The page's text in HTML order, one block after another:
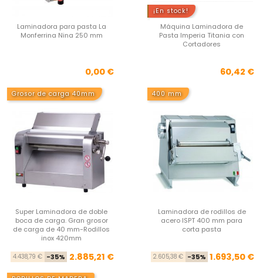
Laminadora para pasta La
Monferrina Nina 250 mm
Precio
0,00 €
¡En stock!
Máquina Laminadora de
Pasta Imperia Titania con
Cortadores
60,42 €
Grosor de carga 40mm
Super Laminadora de doble
boca de carga. Gran grosor
de carga de 40 mm-Rodillos
inox 420mm
Precio base
4.438,79 € -35% Precio
2.885,21 €
400 mm
Laminadora de rodillos de
acero ISPT 400 mm para
corta pasta
2.605,38 € -35% 1.693,50 €